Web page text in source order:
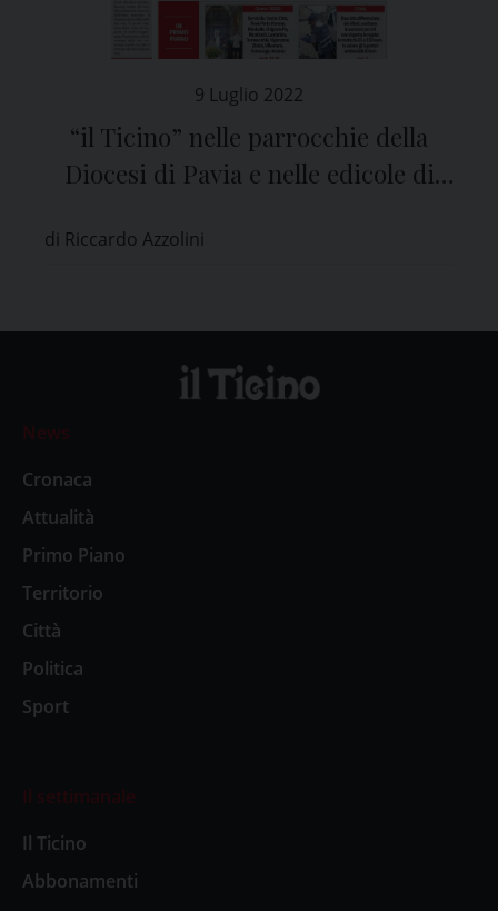
9 Luglio 2022
“il Ticino” nelle parrocchie della
Diocesi di Pavia e nelle edicole di
di Riccardo Azzolini
News
Cronaca
Attualità
Primo Piano
Territorio
Città
Politica
Sport
Il settimanale
Il Ticino
Abbonamenti